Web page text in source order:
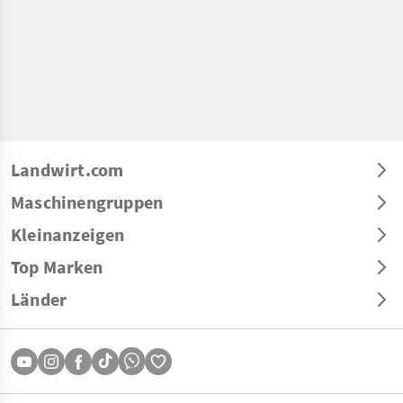
Landwirt.com
Maschinengruppen
Kleinanzeigen
Top Marken
Länder